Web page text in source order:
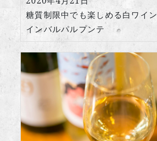
糖質制限中でも楽しめる白ワイ
インバルパルプンテ